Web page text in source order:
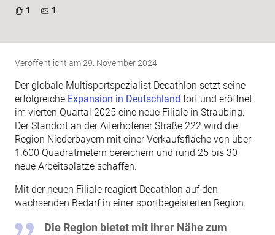
1
1
Veröffentlicht am29. November 2024
Der globale Multisportspezialist Decathlon setzt seine
erfolgreiche Expansion in Deutschland fort und eröffnet
im vierten Quartal 2025 eine neue Filiale in Straubing.
Der Standort an der Aiterhofener Straße 222 wird die
Region Niederbayern mit einer Verkaufsfläche von über
1.600 Quadratmetern bereichern und rund 25 bis 30
neue Arbeitsplätze schaffen.
Mit der neuen Filiale reagiert Decathlon auf den
wachsenden Bedarf in einer sportbegeisterten Region.
Die Region bietet mit ihrer Nähe zum